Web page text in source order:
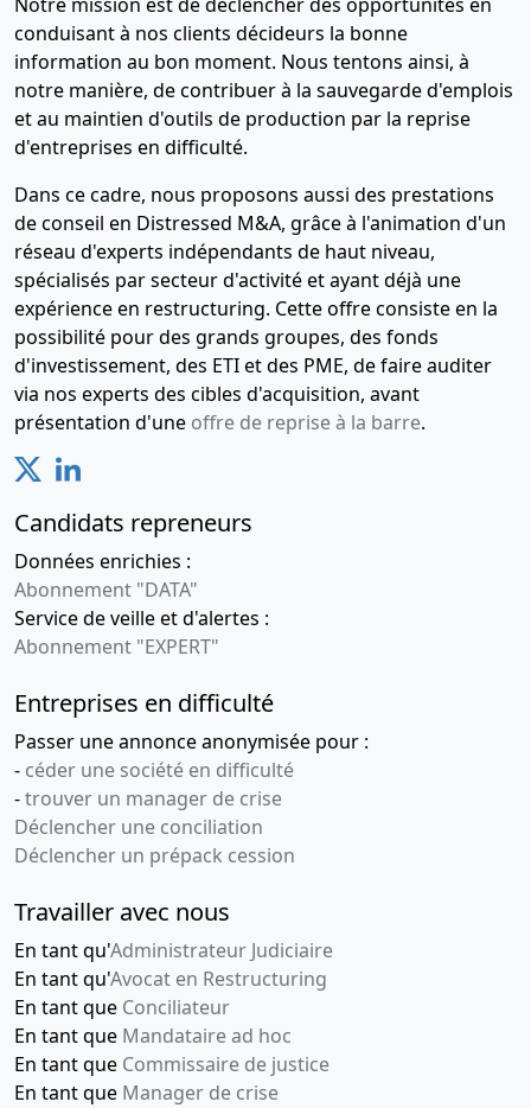
conduisant à nos clients décideurs la bonne
information au bon moment. Nous tentons ainsi, à
notre manière, de contribuer à la sauvegarde d'emplois
et au maintien d'outils de production par la reprise
d'entreprises en difficulté.
Dans ce cadre, nous proposons aussi des prestations
de conseil en Distressed M&A, grâce à l'animation d'un
réseau d'experts indépendants de haut niveau,
spécialisés par secteur d'activité et ayant déjà une
expérience en restructuring. Cette offre consiste en la
possibilité pour des grands groupes, des fonds
d'investissement, des ETI et des PME, de faire auditer
via nos experts des cibles d'acquisition, avant
présentation d'une offre de reprise à la barre.
Candidats repreneurs
Données enrichies :
Abonnement "DATA"
Service de veille et d'alertes :
Abonnement "EXPERT"
Entreprises en difficulté
Passer une annonce anonymisée pour :
- céder une société en difficulté
-trouver un manager de crise
Déclencher une conciliation
Déclencher un prépack cession
Travailler avec nous
En tant qu'Administrateur Judiciaire
En tant qu'Avocat en Restructuring
En tant que Conciliateur
En tant que Mandataire ad hoc
En tant que Commissaire de justice
En tant que Manager de crise